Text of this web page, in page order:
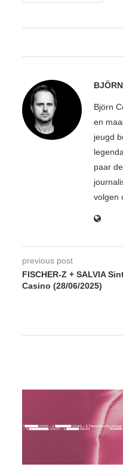
Björn
en
jeugd
paar
volgen
previous post
FISCHER-Z + SALVIA
Casino (28/06/2025)